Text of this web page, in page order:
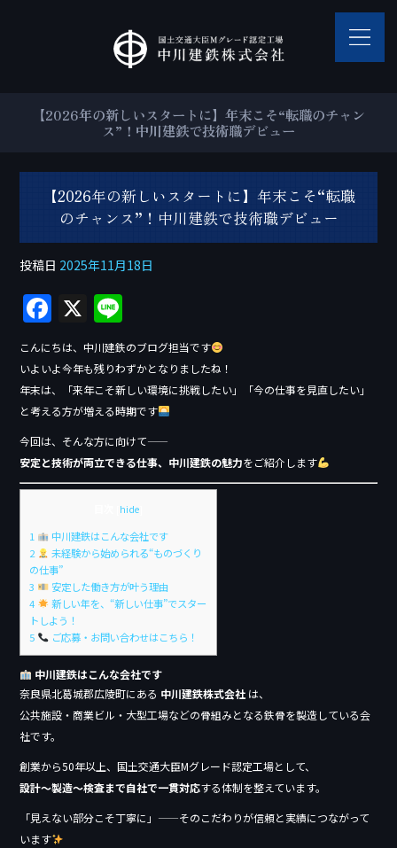
【2026年の新しいスタートに】年末こそ“転職のチャン
ス”！中川建鉄で技術職デビュー
【2026年の新しいスタートに】年末こそ“転職
のチャンス”！中川建鉄で技術職デビュー
投稿日 2025年11月18日
F
a
c
e
b
o
o
X
n
e
こんにちは、中川建鉄のブログ担当です
いよいよ今年も残りわずかとなりましたね！
年末は、「来年こそ新しい環境に挑戦したい」「今の仕事を見直したい」
と考える方が増える時期です
今回は、そんな方に向けて——
安定と技術が両立できる仕事、中川建鉄の魅力をご紹介します
hide
1
中川建鉄はこんな会社です
2
未経験から始められる“ものづくり
の仕事”
3
安定した働き方が叶う理由
4
新しい年を、“新しい仕事”でスター
トしよう！
5
ご応募・お問い合わせはこちら！
中川建鉄はこんな会社です
奈良県北葛城郡広陵町にある 中川建鉄株式会社 は、
公共施設・商業ビル・大型工場などの骨組みとなる鉄骨を製造している会
社です。
創業から50年以上、国土交通大臣Mグレード認定工場として、
設計〜製造〜検査まで自社で一貫対応する体制を整えています。
「見えない部分こそ丁寧に」——そのこだわりが信頼と実績につながって
います